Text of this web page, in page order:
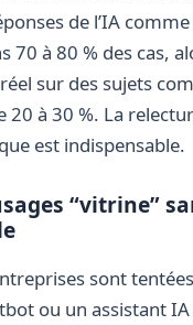
de l’IA comme
70 à 80 % des cas,
sur des sujets
20 à 30 %. La
est indispensable.
“vitrine”
sont
ou un assistant IA